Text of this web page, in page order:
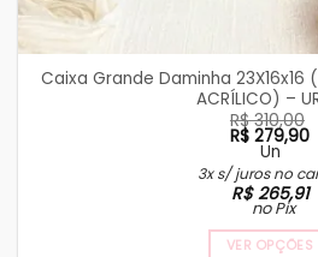
Caixa Grande Daminha 23X16x16
ACRÍLICO) –
R$310,00
O
preço
original
era:
R$
R$ 279,90
O
preço
atual
é:
R$
Un
3x s/ juros no
R$265,91
no Pix
VER OPÇÕES